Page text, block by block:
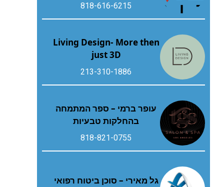
818-616-6215
Living Design- More then
just 3D
213-310-1886
עופר ברמי – ספר המתמחה
בהחלקות טבעיות
818-821-0755
גל מאירי – סוכן ביטוח רפואי